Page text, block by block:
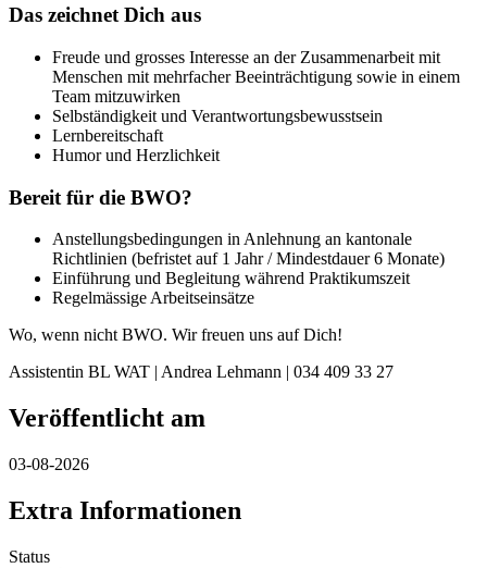
Das zeichnet Dich aus
Freude und grosses Interesse an der Zusammenarbeit mit
Menschen mit mehrfacher Beeinträchtigung sowie in einem
Team mitzuwirken
Selbständigkeit und Verantwortungsbewusstsein
Lernbereitschaft
Humor und Herzlichkeit
Bereit für die BWO?
Anstellungsbedingungen in Anlehnung an kantonale
Richtlinien (befristet auf 1 Jahr / Mindestdauer 6 Monate)
Einführung und Begleitung während Praktikumszeit
Regelmässige Arbeitseinsätze
Wo, wenn nicht BWO. Wir freuen uns auf Dich!
Assistentin BL WAT | Andrea Lehmann | 034 409 33 27
Veröffentlicht am
03-08-2026
Extra Informationen
Status